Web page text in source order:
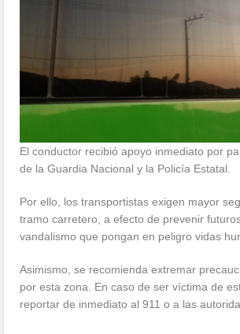
El conductor recibió apoyo inmediato por
de la Guardia Nacional y la Policía Estatal.
Por ello, los transportistas exigen mayor
tramo carretero, a efecto de prevenir
vandalismo que pongan en peligro vidas
Asimismo, se recomienda extremar
por esta zona. En caso de ser víctima de
reportar de inmediato al 911 o a las